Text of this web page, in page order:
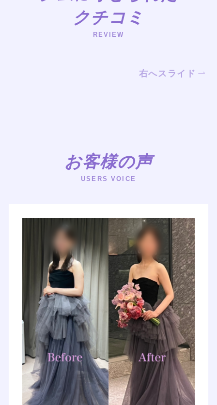
クチコミ
REVIEW
右へスライド
お客様の声
USERS VOICE